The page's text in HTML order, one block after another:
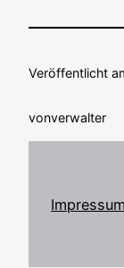
Veröffentlicht
vonverwalter
Impressum